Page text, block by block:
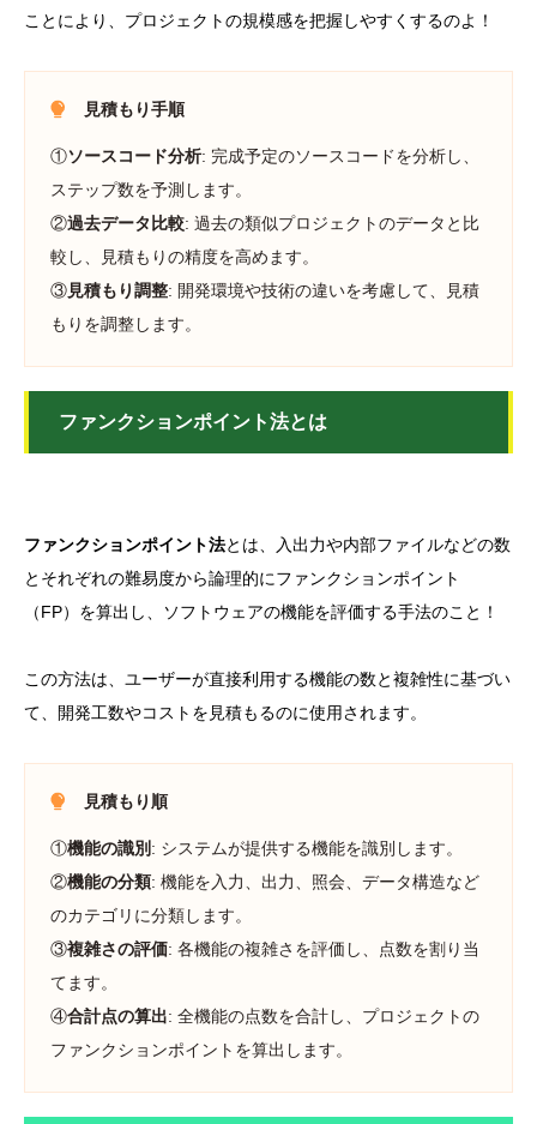
ことにより、プロジェクトの規模感を把握しやすくするのよ！
見積もり手順
①ソースコード分析: 完成予定のソースコードを分析し、
ステップ数を予測します。
②過去データ比較: 過去の類似プロジェクトのデータと比
較し、見積もりの精度を高めます。
③見積もり調整: 開発環境や技術の違いを考慮して、見積
もりを調整します。
ファンクションポイント法とは
ファンクションポイント法とは、入出力や内部ファイルなどの数
とそれぞれの難易度から論理的にファンクションポイント
（FP）を算出し、ソフトウェアの機能を評価する手法のこと！
この方法は、ユーザーが直接利用する機能の数と複雑性に基づい
て、開発工数やコストを見積もるのに使用されます。
見積もり順
①機能の識別: システムが提供する機能を識別します。
②機能の分類: 機能を入力、出力、照会、データ構造など
のカテゴリに分類します。
③複雑さの評価: 各機能の複雑さを評価し、点数を割り当
てます。
④合計点の算出: 全機能の点数を合計し、プロジェクトの
ファンクションポイントを算出します。